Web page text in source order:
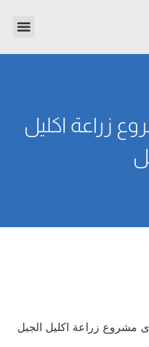
زراعة اكليل